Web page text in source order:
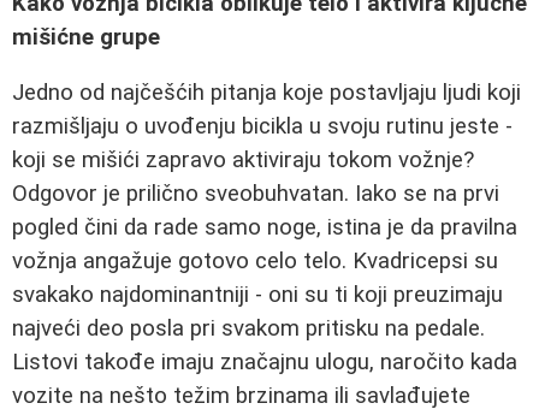
mišićne grupe
Jedno od najčešćih pitanja koje postavljaju ljudi koji
razmišljaju o uvođenju bicikla u svoju rutinu jeste -
koji se mišići zapravo aktiviraju tokom vožnje?
Odgovor je prilično sveobuhvatan. Iako se na prvi
pogled čini da rade samo noge, istina je da pravilna
vožnja angažuje gotovo celo telo. Kvadricepsi su
svakako najdominantniji - oni su ti koji preuzimaju
najveći deo posla pri svakom pritisku na pedale.
Listovi takođe imaju značajnu ulogu, naročito kada
vozite na nešto težim brzinama ili savlađujete